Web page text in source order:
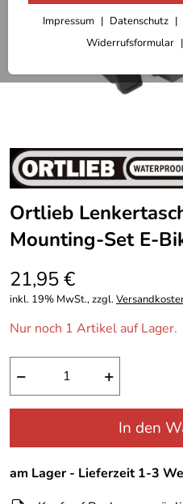
Impressum Datenschutz
Widerrufsformular
Ortlieb
Mounting-Set E-
21,95 €
inkl. 19% MwSt., zzgl.
Nur noch 1 Artikel auf Lager.
− +
In den
am Lager - Lieferzeit 1-3